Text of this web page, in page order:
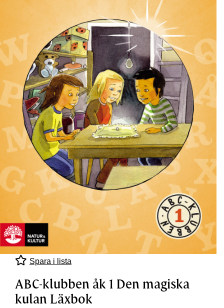
Spara i lista
ABC-klubben åk 1 Den magiska
kulan Läxbok